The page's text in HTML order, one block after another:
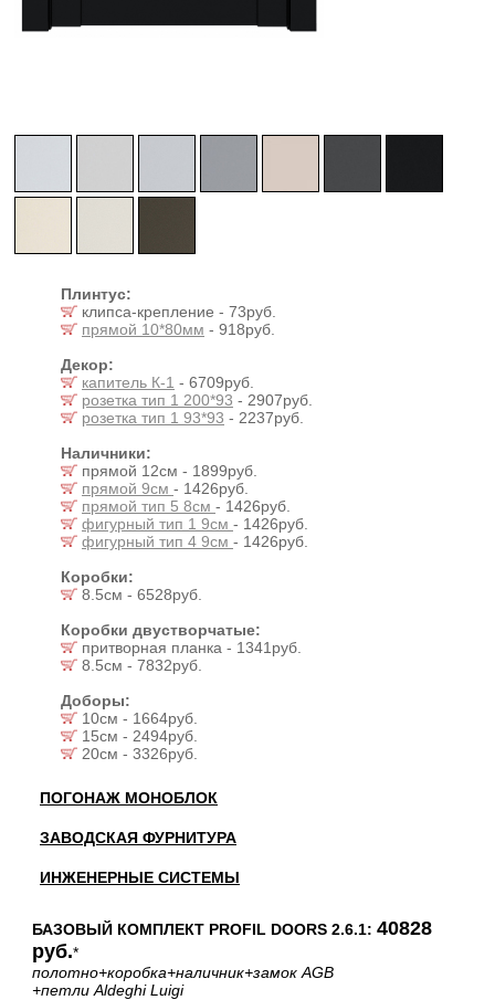
Плинтус:
клипса-крепление - 73руб.
прямой 10*80мм - 918руб.
Декор:
капитель К-1 - 6709руб.
розетка тип 1 200*93 - 2907руб.
розетка тип 1 93*93 - 2237руб.
Наличники:
прямой 12см - 1899руб.
прямой 9см - 1426руб.
прямой тип 5 8см - 1426руб.
фигурный тип 1 9см - 1426руб.
фигурный тип 4 9см - 1426руб.
Коробки:
8.5см - 6528руб.
Коробки двустворчатые:
притворная планка - 1341руб.
8.5см - 7832руб.
Доборы:
10см - 1664руб.
15см - 2494руб.
20см - 3326руб.
ПОГОНАЖ МОНОБЛОК
ЗАВОДСКАЯ ФУРНИТУРА
ИНЖЕНЕРНЫЕ СИСТЕМЫ
БАЗОВЫЙ КОМПЛЕКТ PROFIL DOORS 2.6.1: 40828
руб.*
полотно+коробка+наличник+замок AGB
+петли Aldeghi Luigi